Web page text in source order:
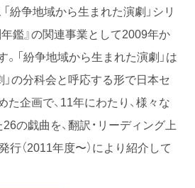
紛争地域から生まれた演劇」シリ
鑑』の関連事業として2009年か
「紛争地域から生まれた演劇」は
」の分科会と呼応する形で日本セ
企画で、11年にわたり、様々な
の戯曲を、翻訳・リーディング上
行（2011年度〜）により紹介して